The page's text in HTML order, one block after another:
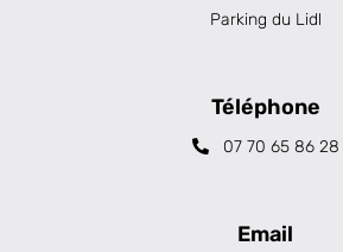
Parking du Lidl
Téléphone
07 70 65 86 28
Email